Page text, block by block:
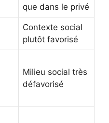
que dans le privé
Contexte social
plutôt favorisé
Milieu social très
défavorisé